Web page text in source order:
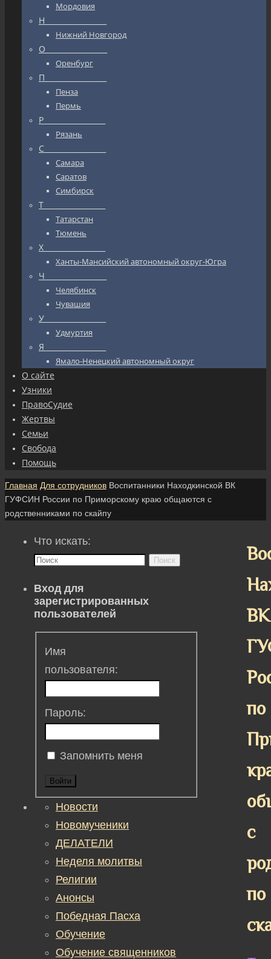
Мордовия
Н_________________
Нижний Новгород
О_________________
Оренбург
П_________________
Пенза
Пермь
Р_________________
Рязань
С_________________
Самара
Саратов
Симбирск
Т_________________
Татарстан
Тюмень
Х_________________
Ханты-Мансийский автономный округ-Югра
Ч_________________
Челябинск
Чувашия
У_________________
Удмуртия
Я_________________
Ямало-Ненецкий автономный округ
О сайте
Узники
ПравоСудие
Жертвы
Семьи
Свобода
Помощь
Главная Для сотрудников Воспитанники Находкинской ВК
ГУФСИН России по Приморскому краю общаются с
родственниками по скайпу
ВК
по
с
по
Что искать:
Поиск
Вход для
зарегистрированных
пользователей
Имя
пользователя:
Пароль:
Запомнить меня
Войти
Новости
Новомученики
ДЕЛАТЕЛИ
Неделя молитвы
Религии
Анонсы
Победная Пасха
Обучение
Обучение священников